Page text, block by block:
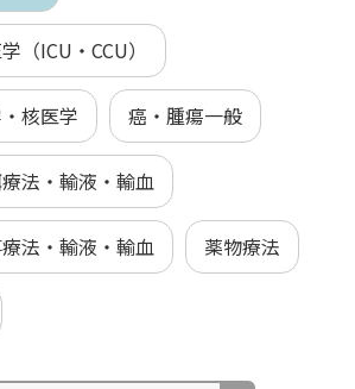
（ICU・CCU）
核医学 癌・腫瘍一般
法・輸液・輸血
法・輸液・輸血 薬物療法